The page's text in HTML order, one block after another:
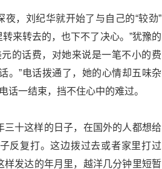
，刘纪华就开始了与自己的“较劲”
来转去的，也下不了决心。”犹豫的
的话费，对她来说是一笔不小的费
。”电话拨通了，她的心情却五味杂
话一结束，挡不住心中的难过。
十这样的日子，在国外的人都想给
反复打。这边拨过去或者家里打过
样发达的年月里，越洋几分钟里短暂